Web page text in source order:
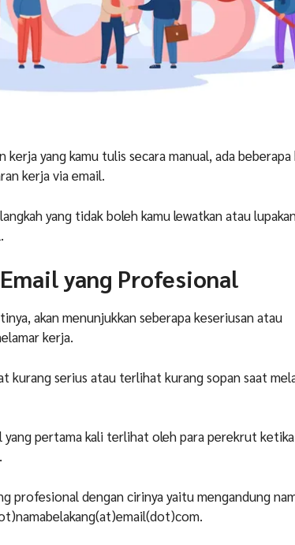
kerja yang kamu tulis secara manual, ada
kerja via email.
yang tidak boleh kamu lewatkan atau
yang Profesional
akan menunjukkan seberapa keseriusan atau
kerja.
kurang serius atau terlihat kurang sopan saat
yang pertama kali terlihat oleh para perekrut
profesional dengan cirinya yaitu mengandung